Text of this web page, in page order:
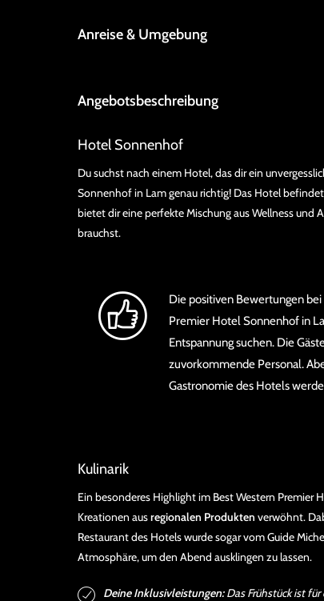
Anreise & Umgebung
Angebotsbeschreibung
Hotel Sonnenhof
Du suchst nach einem Hotel, das dir ein
Sonnenhof in Lam genau richtig! Das Hotel
bietet dir eine perfekte Mischung aus Wellness und
brauchst.
Die positiven Bewertungen
Premier Hotel Sonnenhof in
Entspannung suchen. Die
zuvorkommende Personal.
Gastronomie des Hotels
Kulinarik
Ein besonderes Highlight im Best Western Premier
Kreationen ausregionalen Produkten verwöhnt.
Restaurant des Hotels wurde sogar vom Guide
Atmosphäre, um den Abend ausklingen zu lassen.
Deine Inklusivleistungen:Das Frühstück ist